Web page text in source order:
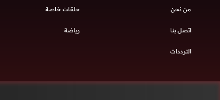
من نحن
اتصل بنا
الترددات
حلقات خاصة
رياضة